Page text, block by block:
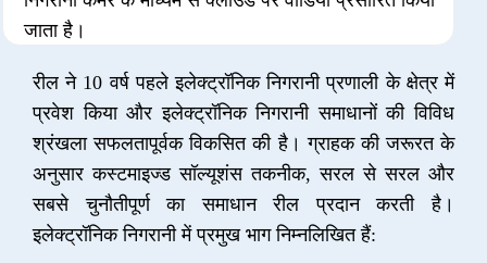
जाता है।
रील ने 10 वर्ष पहले इलेक्ट्रॉनिक निगरानी प्रणाली के क्षेत्र में
प्रवेश किया और इलेक्ट्रॉनिक निगरानी समाधानों की विविध
श्रंखला सफलतापूर्वक विकसित की है। ग्राहक की जरूरत के
अनुसार कस्टमाइज्ड सॉल्यूशंस तकनीक, सरल से सरल और
सबसे चुनौतीपूर्ण का समाधान रील प्रदान करती है।
इलेक्ट्रॉनिक निगरानी में प्रमुख भाग निम्नलिखित हैं: